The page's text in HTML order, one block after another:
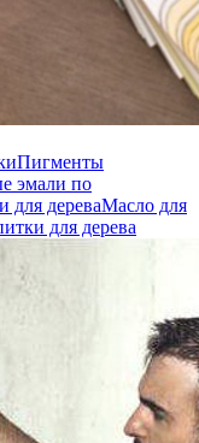
Пигменты
эмали по
для дереваМасло для
для дерева